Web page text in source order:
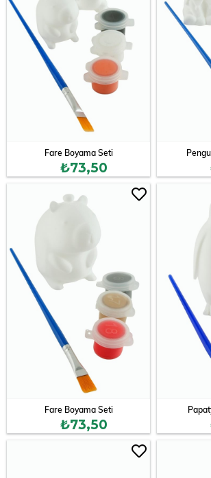
Fare Boyama Seti
₺73,50
Fare Boyama Seti
₺73,50